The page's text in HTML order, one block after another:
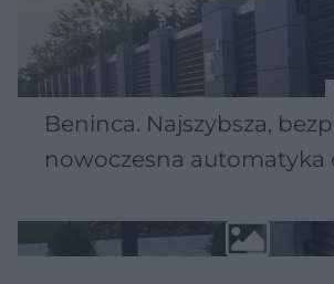
Beninca. Najszybsza,
nowoczesna automatyka